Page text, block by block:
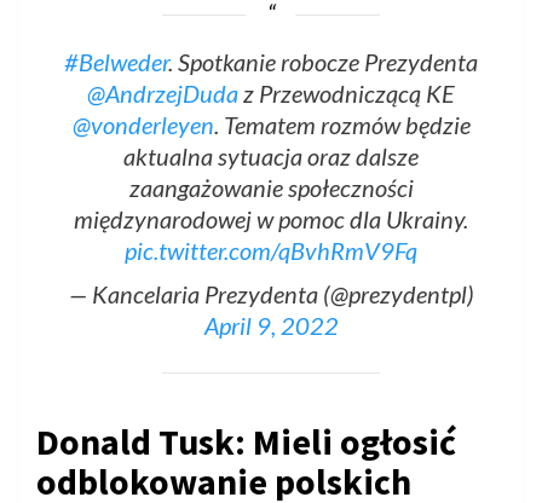
#Belweder. Spotkanie robocze Prezydenta
@AndrzejDudaz Przewodniczącą KE
@vonderleyen. Tematem rozmów będzie
aktualna sytuacja oraz dalsze
zaangażowanie społeczności
międzynarodowej w pomoc dla Ukrainy.
pic.twitter.com/qBvhRmV9Fq
— Kancelaria Prezydenta (@prezydentpl)
April 9, 2022
Donald Tusk: Mieli ogłosić
odblokowanie polskich